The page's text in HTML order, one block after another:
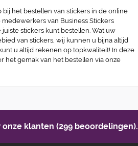
het bestellen van stickers in de online
medewerkers van Business Stickers
juiste stickers kunt bestellen. Wat uw
van stickers, wij kunnen u bijna altijd
u altijd rekenen op topkwaliteit! In deze
het gemak van het bestellen via onze
onze klanten (299 beoordelingen).